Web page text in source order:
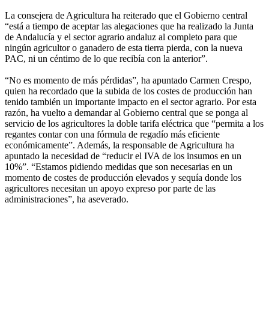
La consejera de Agricultura ha reiterado que el Gobierno central
“está a tiempo de aceptar las alegaciones que ha realizado la Junta
de Andalucía y el sector agrario andaluz al completo para que
ningún agricultor o ganadero de esta tierra pierda, con la nueva
PAC, ni un céntimo de lo que recibía con la anterior”.
“No es momento de más pérdidas”, ha apuntado Carmen Crespo,
quien ha recordado que la subida de los costes de producción han
tenido también un importante impacto en el sector agrario. Por esta
razón, ha vuelto a demandar al Gobierno central que se ponga al
servicio de los agricultores la doble tarifa eléctrica que “permita a los
regantes contar con una fórmula de regadío más eficiente
económicamente”. Además, la responsable de Agricultura ha
apuntado la necesidad de “reducir el IVA de los insumos en un
10%”. “Estamos pidiendo medidas que son necesarias en un
momento de costes de producción elevados y sequía donde los
agricultores necesitan un apoyo expreso por parte de las
administraciones”, ha aseverado.